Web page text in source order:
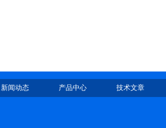
新闻动态 产品中心 技术文章